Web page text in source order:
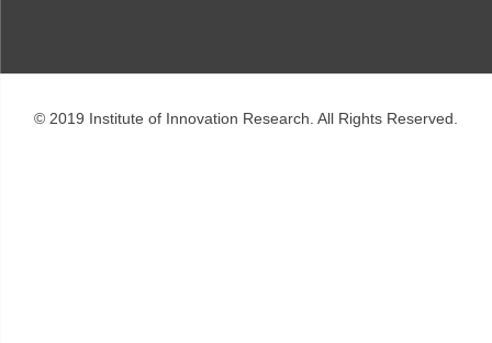
© 2019 Institute of Innovation Research. All Rights Reserved.